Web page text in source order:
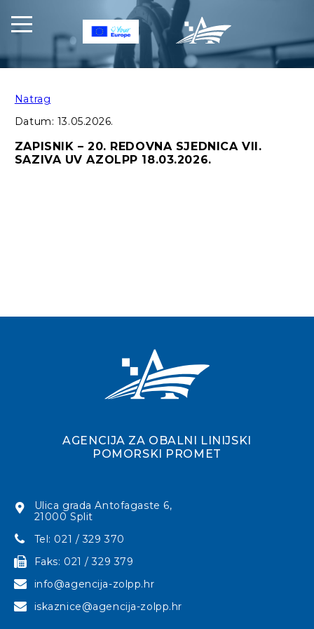
Natrag
Datum: 13.05.2026.
ZAPISNIK – 20. REDOVNA SJEDNICA VII.
SAZIVA UV AZOLPP 18.03.2026.
AGENCIJA ZA OBALNI LINIJSKI
POMORSKI PROMET
Ulica grada Antofagaste 6,
21000 Split
Tel: 021 / 329 370
Faks: 021 / 329 379
info@agencija-zolpp.hr
iskaznice@agencija-zolpp.hr